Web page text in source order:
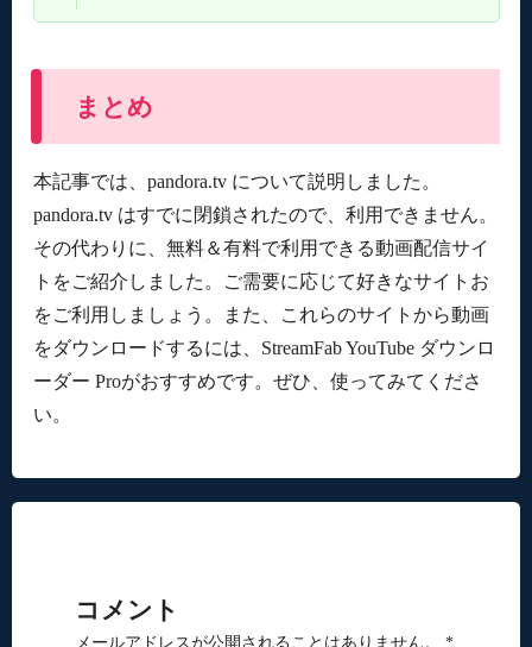
まとめ
本記事では、pandora.tv について説明しました。
pandora.tv はすでに閉鎖されたので、利用できません。
その代わりに、無料＆有料で利用できる動画配信サイ
トをご紹介しました。ご需要に応じて好きなサイトお
をご利用しましょう。また、これらのサイトから動画
をダウンロードするには、StreamFab YouTube ダウンロ
ーダー Proがおすすめです。ぜひ、使ってみてくださ
い。
コメント
メールアドレスが公開されることはありません。 *